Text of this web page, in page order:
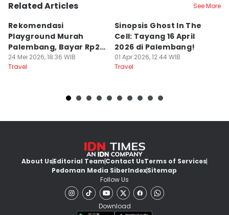
Related Articles See More
Rekomendasi
Playground Murah
Palembang, Bayar Rp20
Ribu Main Sepuasnya
24 Mei 2026, 18:36 WIB
Travel
Sinopsis Ghost In The
Cell: Tayang 16 April
2026 di Palembang!
01 Apr 2026, 12:44 WIB
Travel
About UsEditorial TeamContact UsTerms of Services
Pedoman Media SiberIndexSitemap
Follow Us
Download